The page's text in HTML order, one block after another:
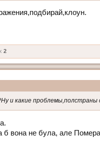
2
и какие
вона не була, але